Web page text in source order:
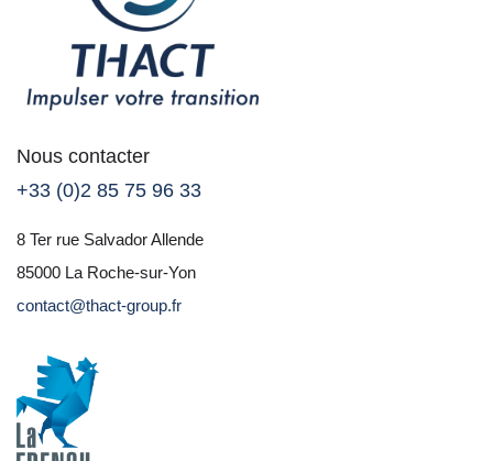
Nous contacter
+33 (0)2 85 75 96 33
8 Ter rue Salvador Allende
85000 La Roche-sur-Yon
contact@thact-group.fr